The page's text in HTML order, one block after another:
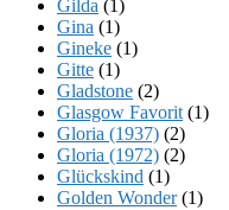
Gilda (1)
Gina (1)
Gineke (1)
Gitte (1)
Gladstone (2)
Glasgow Favorit (1)
Gloria (1937) (2)
Gloria (1972) (2)
Glückskind (1)
Golden Wonder(1)